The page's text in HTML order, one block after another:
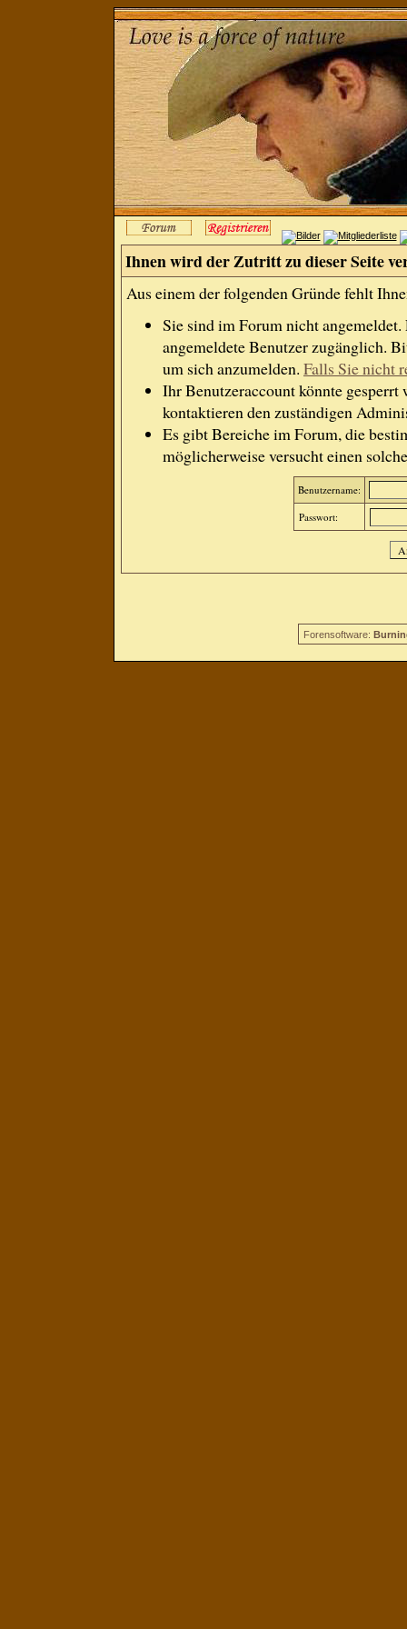
Ihnen wird der Zutritt zu dieser Seite
Aus einem der folgenden Gründe fehlt
Sie sind im Forum nicht
angemeldete Benutzer zugänglich.
um sich anzumelden. Falls Sie nicht
Ihr Benutzeraccount könnte gesperrt
kontaktieren den zuständigen
Es gibt Bereiche im Forum, die
möglicherweise versucht einen
Benutzername:
Passwort:
Forensoftware: